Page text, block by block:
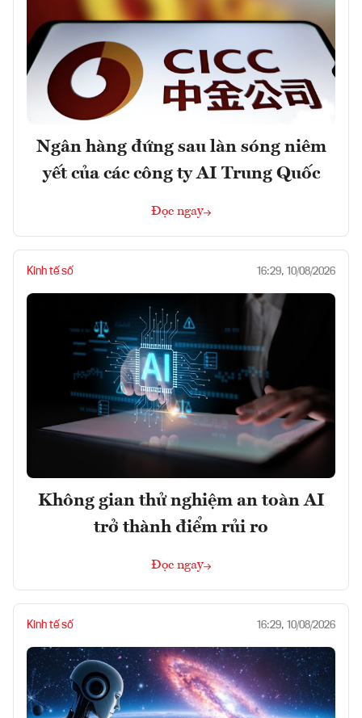
Ngân hàng đứng sau làn sóng niêm
yết của các công ty AI Trung Quốc
Đọc ngay
Kinh tế số 16:29, 10/08/2026
Không gian thử nghiệm an toàn AI
trở thành điểm rủi ro
Đọc ngay
Kinh tế số 16:29, 10/08/2026